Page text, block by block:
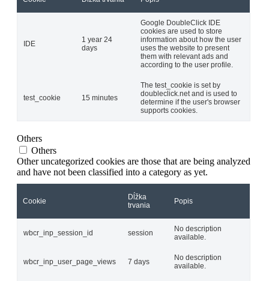
IDE
1 year 24
days
Google DoubleClick IDE
cookies are used to store
information about how the user
uses the website to present
them with relevant ads and
according to the user profile.
test_cookie 15 minutes
The test_cookie is set by
doubleclick.net and is used to
determine if the user's browser
supports cookies.
Others
Others
Other uncategorized cookies are those that are being analyzed
and have not been classified into a category as yet.
Cookie
Dĺžka
trvania
Popis
wbcr_inp_session_id session
No description
available.
wbcr_inp_user_page_views 7 days
No description
available.